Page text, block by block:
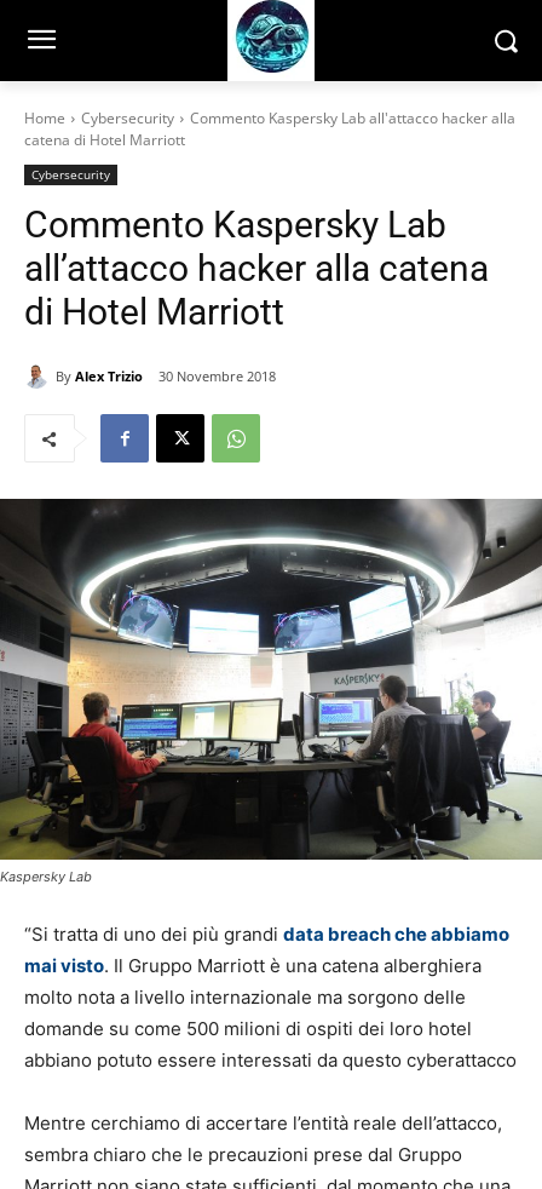
Home Cybersecurity
Commento Kaspersky Lab all'attacco hacker alla
catena di Hotel Marriott
Cybersecurity
Commento Kaspersky Lab
all’attacco hacker alla catena
di Hotel Marriott
By Alex Trizio 30 Novembre 2018
Kaspersky Lab
“Si tratta di uno dei più grandi data breach che abbiamo
mai visto. Il Gruppo Marriott è una catena alberghiera
molto nota a livello internazionale ma sorgono delle
domande su come 500 milioni di ospiti dei loro hotel
abbiano potuto essere interessati da questo cyberattacco
Mentre cerchiamo di accertare l’entità reale dell’attacco,
sembra chiaro che le precauzioni prese dal Gruppo